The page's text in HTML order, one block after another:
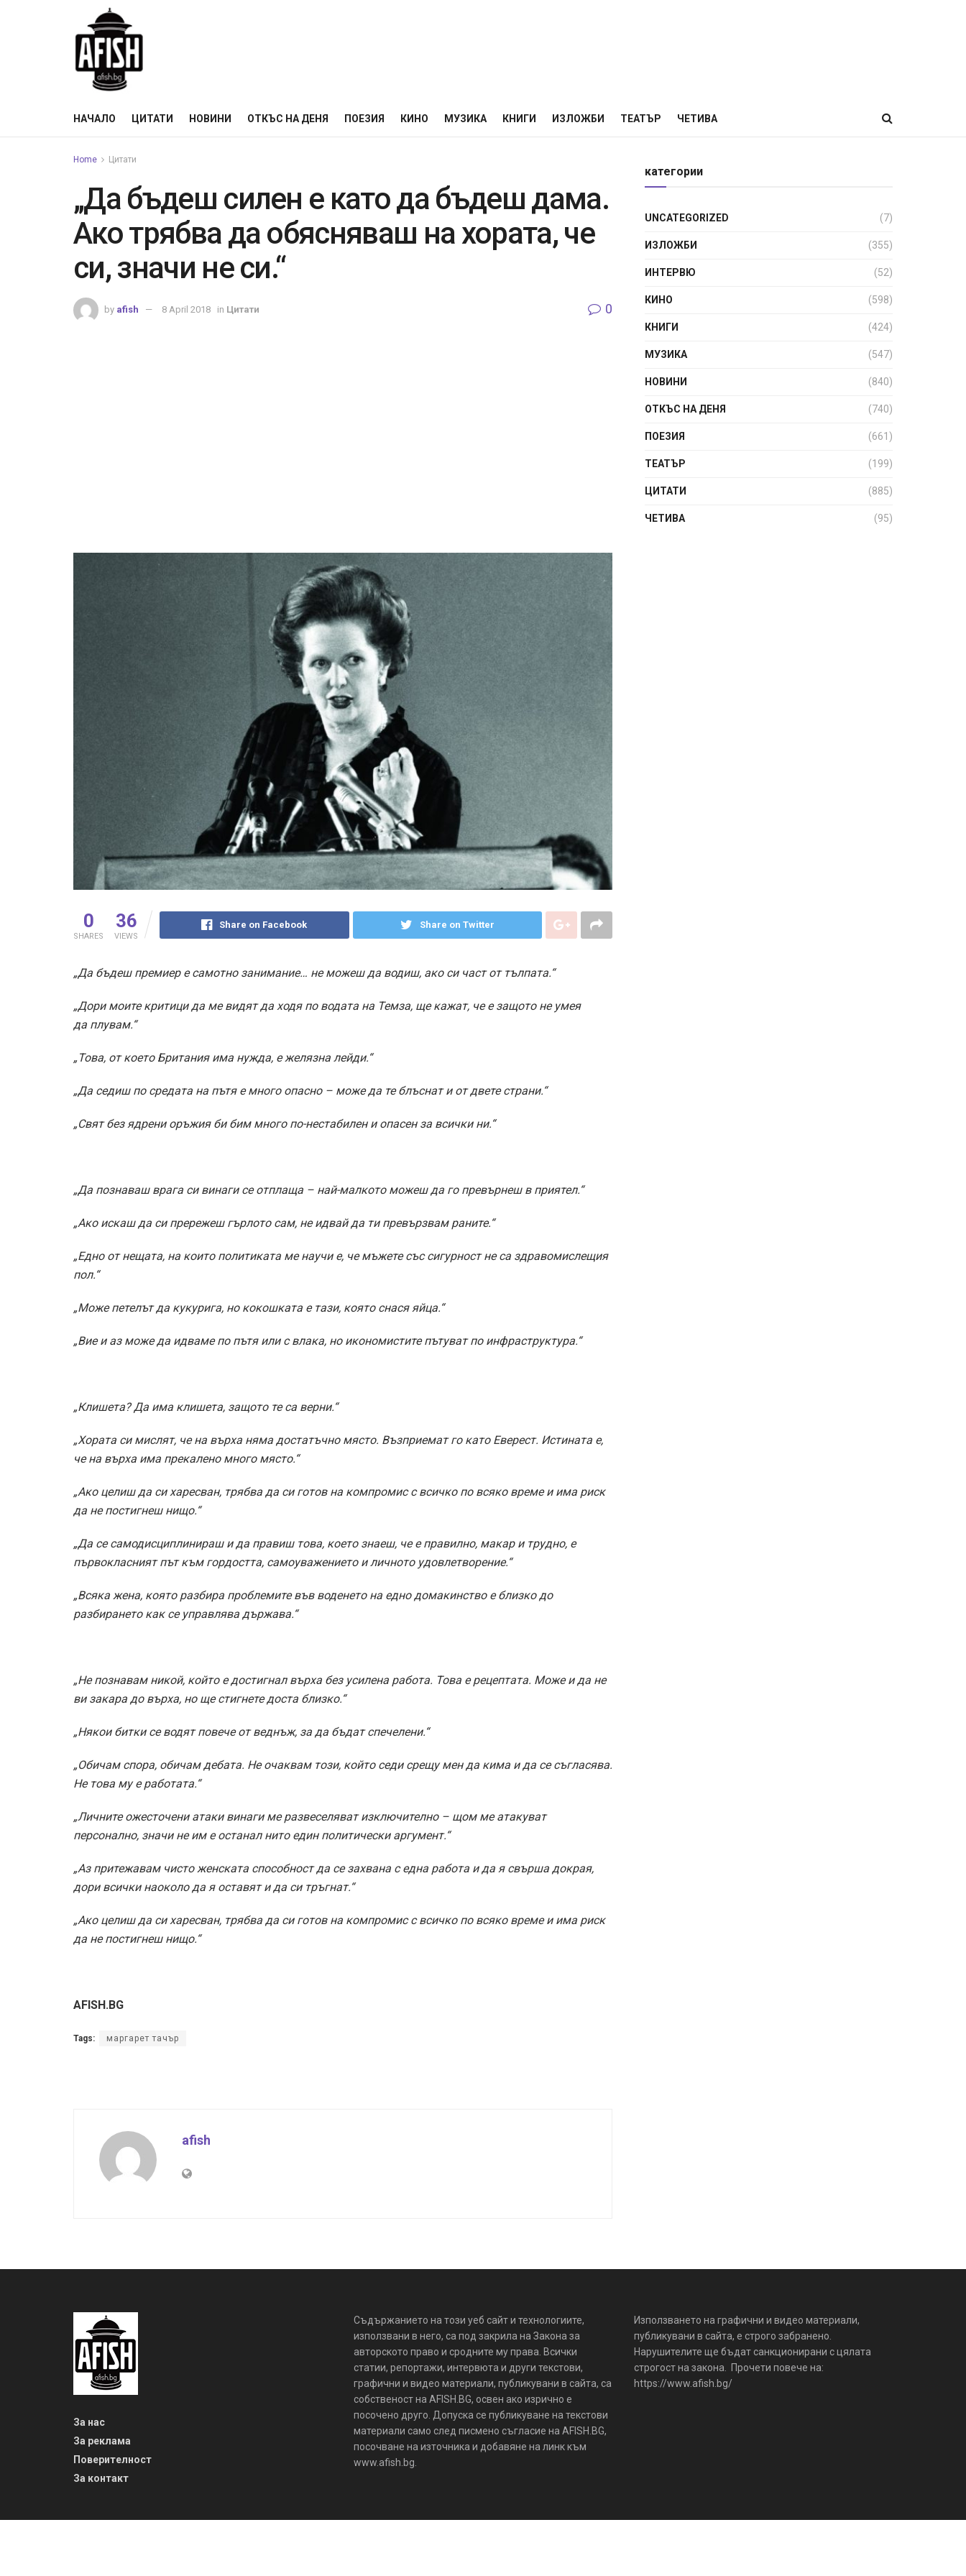
НАЧАЛО ЦИТАТИ НОВИНИ ОТКЪС НА ДЕНЯ ПОЕЗИЯ КИНО МУЗИКА КНИГИ ИЗЛОЖБИ ТЕАТЪР ЧЕТИВА
Home Цитати
„Да бъдеш силен е като да бъдеш дама.
Ако трябва да обясняваш на хората, че
си, значи не си.“
by afish 8 April 2018 in Цитати 0
0
SHARES
36
VIEWS
Share on Facebook Share on Twitter
„Да бъдеш премиер е самотно занимание… не можеш да водиш, ако си част от тълпата.“
„Дори моите критици да ме видят да ходя по водата на Темза, ще кажат, че е защото не умея
да плувам.“
„Това, от което Британия има нужда, е желязна лейди.“
„Да седиш по средата на пътя е много опасно – може да те блъснат и от двете страни.“
„Свят без ядрени оръжия би бим много по-нестабилен и опасен за всички ни.“
„Да познаваш врага си винаги се отплаща – най-малкото можеш да го превърнеш в приятел.“
„Ако искаш да си прережеш гърлото сам, не идвай да ти превързвам раните.“
„Едно от нещата, на които политиката ме научи е, че мъжете със сигурност не са здравомислещия
пол.“
„Може петелът да кукурига, но кокошката е тази, която снася яйца.“
„Вие и аз може да идваме по пътя или с влака, но икономистите пътуват по инфраструктура.“
„Клишета? Да има клишета, защото те са верни.“
„Хората си мислят, че на върха няма достатъчно място. Възприемат го като Еверест. Истината е,
че на върха има прекалено много място.“
„Ако целиш да си харесван, трябва да си готов на компромис с всичко по всяко време и има риск
да не постигнеш нищо.“
„Да се самодисциплинираш и да правиш това, което знаеш, че е правилно, макар и трудно, е
първокласният път към гордостта, самоуважението и личното удовлетворение.“
„Всяка жена, която разбира проблемите във воденето на едно домакинство е близко до
разбирането как се управлява държава.“
„Не познавам никой, който е достигнал върха без усилена работа. Това е рецептата. Може и да не
ви закара до върха, но ще стигнете доста близко.“
„Някои битки се водят повече от веднъж, за да бъдат спечелени.“
„Обичам спора, обичам дебата. Не очаквам този, който седи срещу мен да кима и да се съгласява.
Не това му е работата.“
„Личните ожесточени атаки винаги ме развеселяват изключително – щом ме атакуват
персонално, значи не им е останал нито един политически аргумент.“
„Аз притежавам чисто женската способност да се захвана с една работа и да я свърша докрая,
дори всички наоколо да я оставят и да си тръгнат.“
„Ако целиш да си харесван, трябва да си готов на компромис с всичко по всяко време и има риск
да не постигнеш нищо.“
AFISH.BG
Tags: маргарет тачър
afish
категории
UNCATEGORIZED (7)
ИЗЛОЖБИ (355)
ИНТЕРВЮ (52)
КИНО (598)
КНИГИ (424)
МУЗИКА (547)
НОВИНИ (840)
ОТКЪС НА ДЕНЯ (740)
ПОЕЗИЯ (661)
ТЕАТЪР (199)
ЦИТАТИ (885)
ЧЕТИВА (95)
За нас
За реклама
Поверителност
За контакт
Съдържанието на този уеб сайт и технологиите,
използвани в него, са под закрила на Закона за
авторското право и сродните му права. Всички
статии, репортажи, интервюта и други текстови,
графични и видео материали, публикувани в сайта, са
собственост на AFISH.BG, освен ако изрично е
посочено друго. Допуска се публикуване на текстови
материали само след писмено съгласие на AFISH.BG,
посочване на източника и добавяне на линк към
www.afish.bg.
Използването на графични и видео материали,
публикувани в сайта, е строго забранено.
Нарушителите ще бъдат санкционирани с цялата
строгост на закона. Прочети повече на:
https://www.afish.bg/